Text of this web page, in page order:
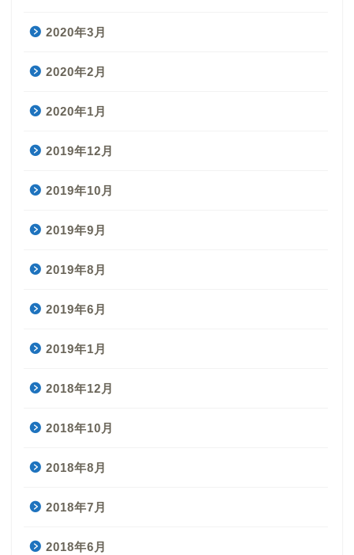
2020年3月
2020年2月
2020年1月
2019年12月
2019年10月
2019年9月
2019年8月
2019年6月
2019年1月
2018年12月
2018年10月
2018年8月
2018年7月
2018年6月